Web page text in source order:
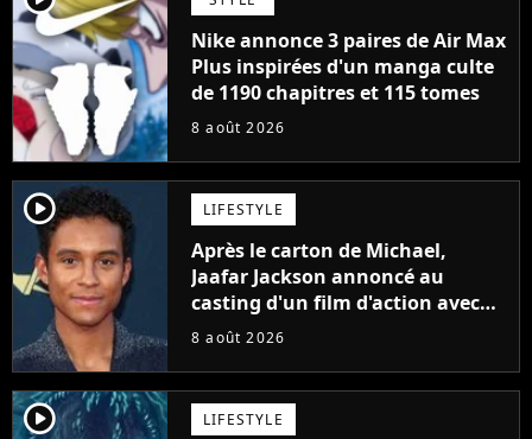
Nike annonce 3 paires de Air Max
Plus inspirées d'un manga culte
de 1190 chapitres et 115 tomes
8 août 2026
player2 LIFESTYLE
Après le carton de Michael,
Jaafar Jackson annoncé au
casting d'un film d'action avec
Will Smith
8 août 2026
player2 LIFESTYLE